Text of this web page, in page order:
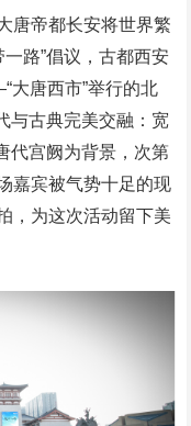
唐帝都长安将世界繁
路”倡议，古都西安
大唐西市”举行的北
与古典完美交融：宽
代宫阙为背景，次第
嘉宾被气势十足的现
，为这次活动留下美